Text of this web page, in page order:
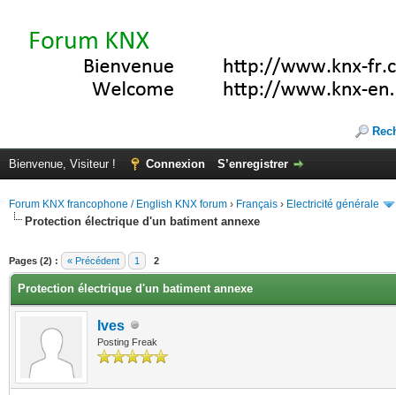
Bienvenue, Visiteur ! Connexion S’enregistrer
Forum KNX francophone / English KNX forum › Français › Electricité générale
Protection électrique d'un batiment annexe
Pages (2) : « Précédent 1 2
Protection électrique d'un batiment annexe
Ives
Posting Freak